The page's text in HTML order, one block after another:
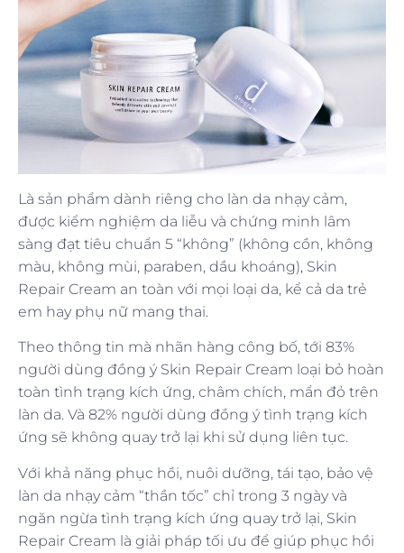
Là sản phẩm dành riêng cho làn da nhạy cảm,
được kiểm nghiệm da liễu và chứng minh lâm
sàng đạt tiêu chuẩn 5 “không” (không cồn, không
màu, không mùi, paraben, dầu khoáng), Skin
Repair Cream an toàn với mọi loại da, kể cả da trẻ
em hay phụ nữ mang thai.
Theo thông tin mà nhãn hàng công bố, tới 83%
người dùng đồng ý Skin Repair Cream loại bỏ hoàn
toàn tình trạng kích ứng, châm chích, mẩn đỏ trên
làn da. Và 82% người dùng đồng ý tình trạng kích
ứng sẽ không quay trở lại khi sử dụng liên tục.
Với khả năng phục hồi, nuôi dưỡng, tái tạo, bảo vệ
làn da nhạy cảm “thần tốc” chỉ trong 3 ngày và
ngăn ngừa tình trạng kích ứng quay trở lại, Skin
Repair Cream là giải pháp tối ưu để giúp phục hồi